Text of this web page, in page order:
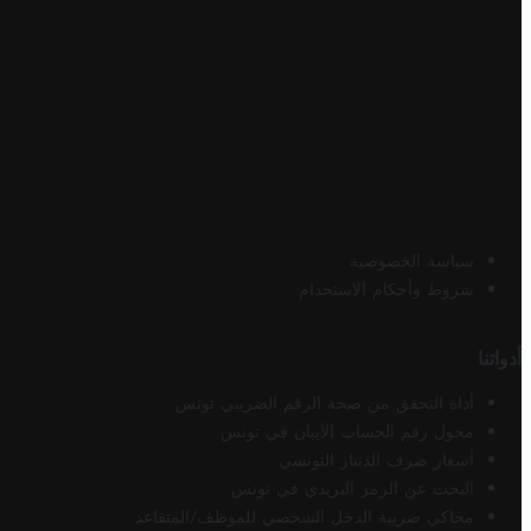
سياسة الخصوصية
شروط وأحكام الاستخدام
أدواتنا
أداة التحقق من صحة الرقم الضريبي تونس
محول رقم الحساب الآيبان في تونس
أسعار صرف الدينار التونسي
البحث عن الرمز البريدي في تونس
محاكي ضريبة الدخل الشخصي للموظف/المتقاعد